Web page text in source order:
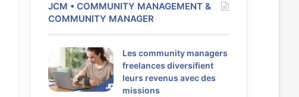
JCM • COMMUNITY MANAGEMENT &
COMMUNITY MANAGER
Les community managers
freelances diversifient
leurs revenus avec des
missions